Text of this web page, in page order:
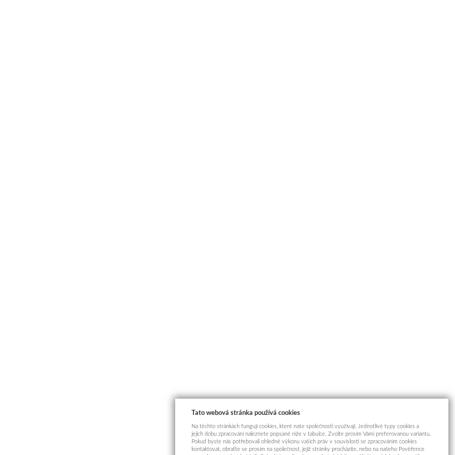
Tato webová stránka používá cookies
Na těchto stránkách fungují cookies, které naše společnosti využívají. Jednotlivé typy cookies a
jejich dobu zpracování naleznete popsané níže v tabulce. Zvolte prosím Vámi preferovanou variantu.
Pokud byste nás potřebovali ohledně výkonu vašich práv v souvislosti se zpracováním cookies
kontaktovat, obraťte se prosím na společnost, jejíž stránky procházíte, nebo na našeho Pověřence